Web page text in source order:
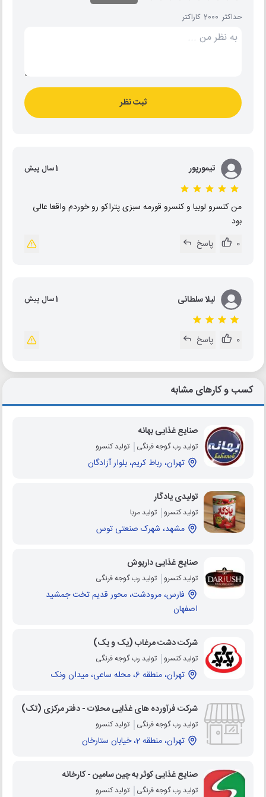
حداکثر 2000 کاراکتر
ثبت نظر
تیمورپور 1 سال پیش
من کنسرو لوبیا و کنسرو قورمه سبزی پتراکو رو خوردم واقعا عالی
بود
0
پاسخ
لیلا سلطانی 1 سال پیش
0 پاسخ
کسب و کارهای مشابه
صنایع غذایی بهانه
تولید رب گوجه فرنگی تولید کنسرو
تهران، رباط کریم، بلوار آزادگان
تولیدی یادگار
تولید کنسرو تولید مربا
مشهد، شهرک صنعتی توس
صنایع غذایی داریوش
تولید کنسرو تولید رب گوجه فرنگی
فارس، مرودشت، محور قدیم تخت جمشید
اصفهان
شرکت دشت مرغاب (یک و یک)
تولید کنسرو تولید رب گوجه فرنگی
تهران، منطقه 6، محله ساعی، میدان ونک
شرکت فرآورده های غذایی محلات - دفتر مرکزی (تک)
تولید رب گوجه فرنگی تولید کنسرو
تهران، منطقه 2، خیابان ستارخان
صنایع غذایی کوثر به چین سامین - کارخانه
تولید رب گوجه فرنگی تولید کنسرو